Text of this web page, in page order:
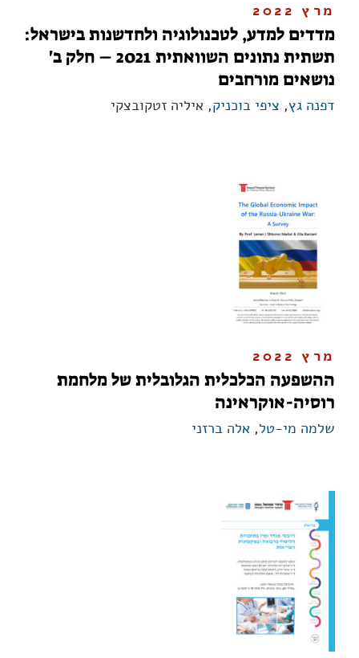
מרץ 2022
מדדים למדע, לטכנולוגיה ולחדשנות בישראל:
תשתית נתונים השוואתית 2021 – חלק ב'
נושאים מורחבים
דפנה גץ, ציפי בוכניק, איליה זטקובצקי
מרץ 2022
ההשפעה הכלכלית הגלובלית של מלחמת
רוסיה-אוקראינה
שלמה מי-טל, אלה ברזני